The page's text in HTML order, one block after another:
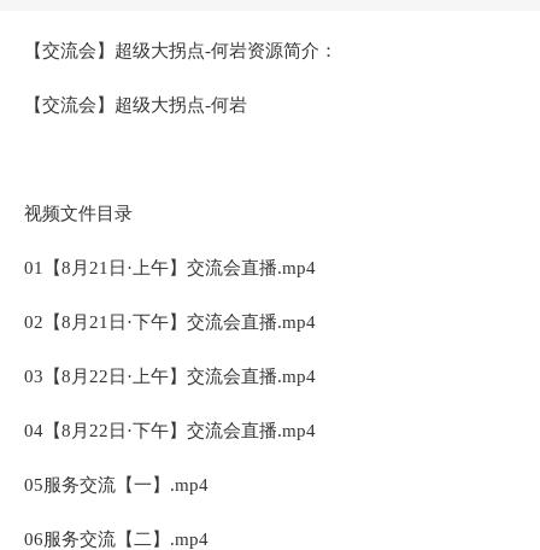
【交流会】超级大拐点-何岩资源简介：
【交流会】超级大拐点-何岩
视频文件目录
01【8月21日·上午】交流会直播.mp4
02【8月21日·下午】交流会直播.mp4
03【8月22日·上午】交流会直播.mp4
04【8月22日·下午】交流会直播.mp4
05服务交流【一】.mp4
06服务交流【二】.mp4